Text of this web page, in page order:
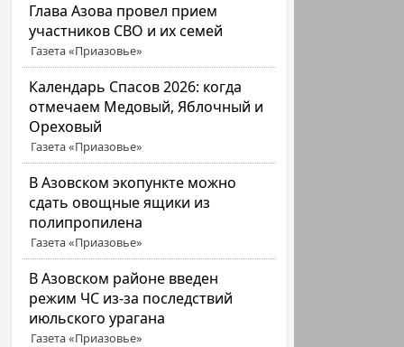
Глава Азова провел прием
участников СВО и их семей
Газета «Приазовье»
Календарь Спасов 2026: когда
отмечаем Медовый, Яблочный и
Ореховый
Газета «Приазовье»
В Азовском экопункте можно
сдать овощные ящики из
полипропилена
Газета «Приазовье»
В Азовском районе введен
режим ЧС из-за последствий
июльского урагана
Газета «Приазовье»